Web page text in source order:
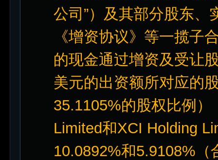
公司”）及其部分股东
《增资协议》等一揽子
的现金通过增资及受让
美元的出资额所对应的
35.1105%的股权比例
Limited和XCI Holding
10.0892%和5.9108%